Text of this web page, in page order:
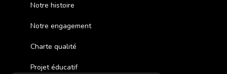
Notre histoire
Notre engagement
Charte qualité
Projet éducatif